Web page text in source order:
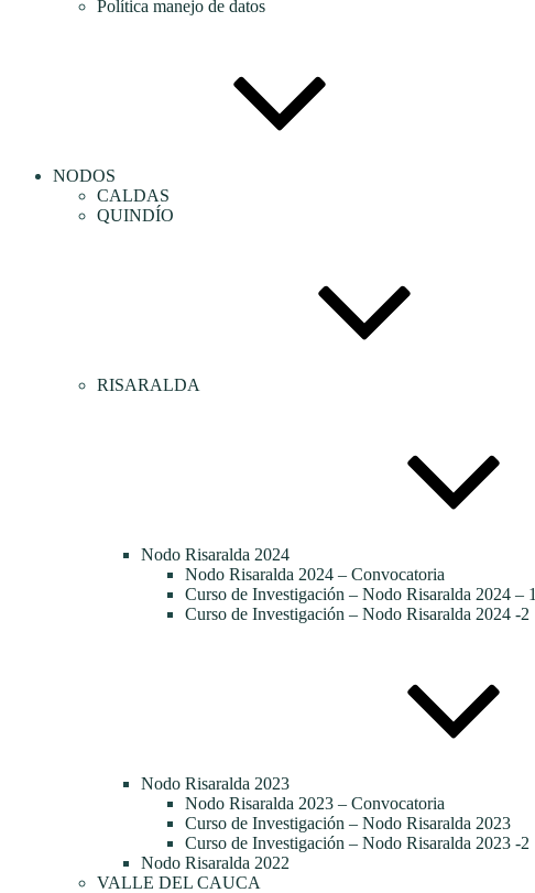
Política manejo de datos
NODOS
CALDAS
QUINDÍO
RISARALDA
Nodo Risaralda 2024
Nodo Risaralda 2024 – Convocatoria
Curso de Investigación – Nodo Risaralda 2024 – 1
Curso de Investigación – Nodo Risaralda 2024 -2
Nodo Risaralda 2023
Nodo Risaralda 2023 – Convocatoria
Curso de Investigación – Nodo Risaralda 2023
Curso de Investigación – Nodo Risaralda 2023 -2
Nodo Risaralda 2022
VALLE DEL CAUCA